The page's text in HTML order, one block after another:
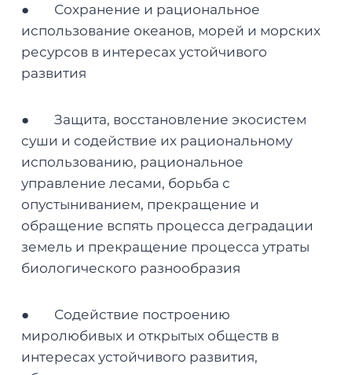
● Сохранение и рациональное
использование океанов, морей и морских
ресурсов в интересах устойчивого
развития
● Защита, восстановление экосистем
суши и содействие их рациональному
использованию, рациональное
управление лесами, борьба с
опустыниванием, прекращение и
обращение вспять процесса деградации
земель и прекращение процесса утраты
биологического разнообразия
● Содействие построению
миролюбивых и открытых обществ в
интересах устойчивого развития,